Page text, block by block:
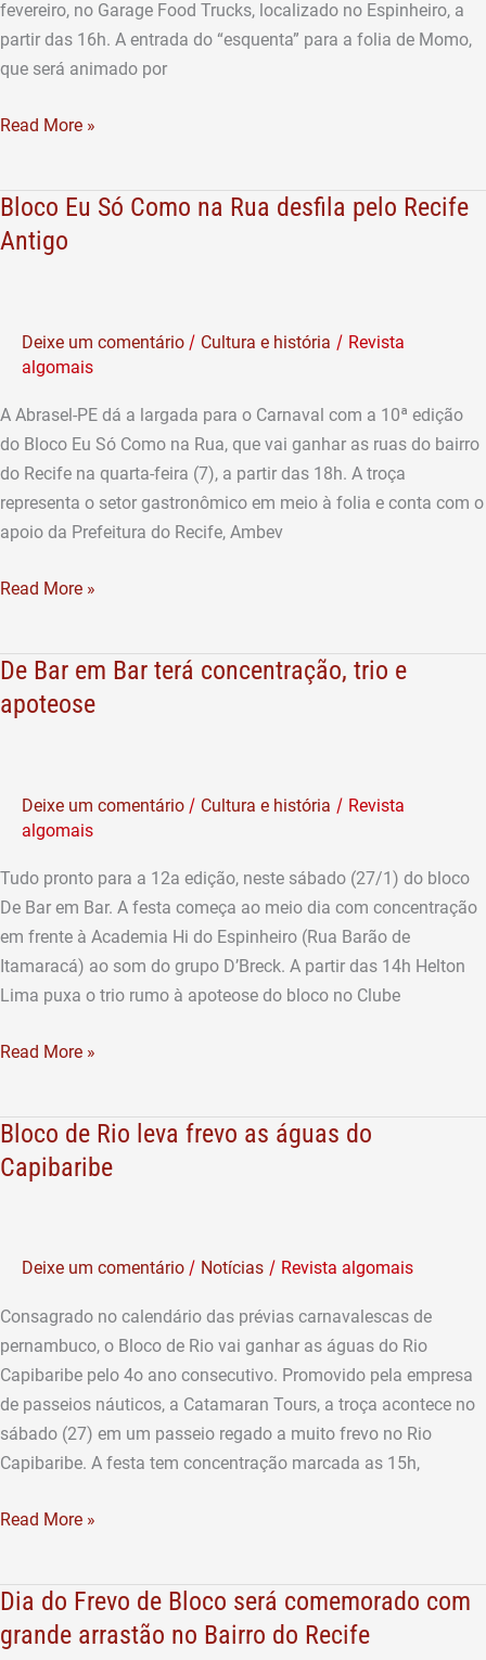
fevereiro, no Garage Food Trucks, localizado no Espinheiro, a
partir das 16h. A entrada do “esquenta” para a folia de Momo,
que será animado por
acontece
neste
sábado
Read More »
Bloco Eu Só Como na Rua desfila pelo Recife
Antigo
Deixe um comentário / Cultura e história / Revista
algomais
A Abrasel-PE dá a largada para o Carnaval com a 10ª edição
do Bloco Eu Só Como na Rua, que vai ganhar as ruas do bairro
do Recife na quarta-feira (7), a partir das 18h. A troça
representa o setor gastronômico em meio à folia e conta com o
apoio da Prefeitura do Recife, Ambev
Bloco
Eu
Rua
desfila
pelo
Recife
Antigo
Read More »
De Bar em Bar terá concentração, trio e
apoteose
Deixe um comentário / Cultura e história / Revista
algomais
Tudo pronto para a 12a edição, neste sábado (27/1) do bloco
De Bar em Bar. A festa começa ao meio dia com concentração
em frente à Academia Hi do Espinheiro (Rua Barão de
Itamaracá) ao som do grupo D’Breck. A partir das 14h Helton
Lima puxa o trio rumo à apoteose do bloco no Clube
De
Bar
concentração,
trio
e
apoteose
Read More »
Bloco de Rio leva frevo as águas do
Capibaribe
Deixe um comentário / Notícias / Revista algomais
Consagrado no calendário das prévias carnavalescas de
pernambuco, o Bloco de Rio vai ganhar as águas do Rio
Capibaribe pelo 4o ano consecutivo. Promovido pela empresa
de passeios náuticos, a Catamaran Tours, a troça acontece no
sábado (27) em um passeio regado a muito frevo no Rio
Capibaribe. A festa tem concentração marcada as 15h,
Bloco
de
águas
Capibaribe
Read More »
Dia do Frevo de Bloco será comemorado com
grande arrastão no Bairro do Recife
Dia
do